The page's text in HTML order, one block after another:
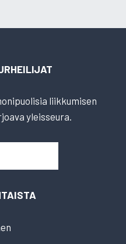
liikkumisen
yleisseura.